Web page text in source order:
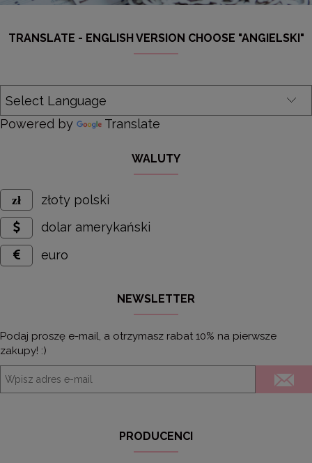
TRANSLATE - ENGLISH VERSION CHOOSE "ANGIELSKI"
Powered by Translate
WALUTY
złoty polski
dolar amerykański
euro
NEWSLETTER
Podaj proszę e-mail, a otrzymasz rabat 10% na pierwsze
zakupy! :)
PRODUCENCI